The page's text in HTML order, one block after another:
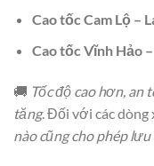
Cao tốc Cam Lộ –
Cao tốc Vĩnh Hảo
🚚 Tốc độ cao hơn, an
tăng. Đối với các dòng
nào cũng cho phép